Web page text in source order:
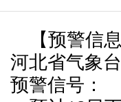
【预警信
河北省气象
预警信号：